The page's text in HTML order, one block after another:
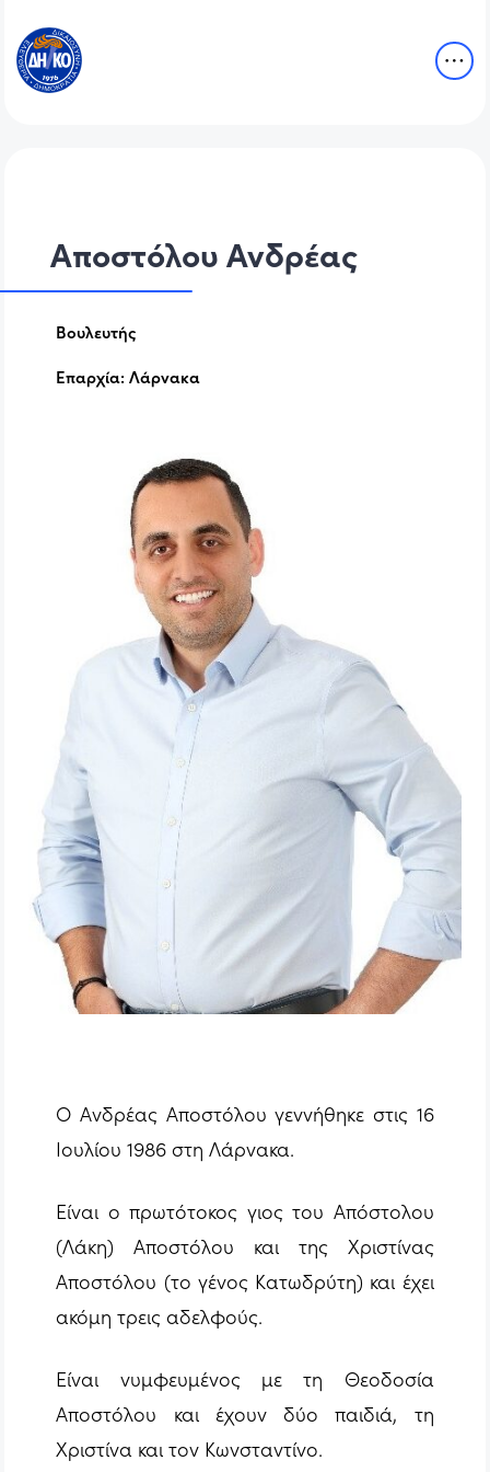
Αποστόλου Ανδρέας
Βουλευτής
Επαρχία: Λάρνακα
O Ανδρέας Αποστόλου γεννήθηκε στις 16
Ιουλίου 1986 στη Λάρνακα.
Είναι ο πρωτότοκος γιος του Απόστολου
(Λάκη) Αποστόλου και της Χριστίνας
Αποστόλου (το γένος Κατωδρύτη) και έχει
ακόμη τρεις αδελφούς.
Είναι νυμφευμένος με τη Θεοδοσία
Αποστόλου και έχουν δύο παιδιά, τη
Χριστίνα και τον Κωνσταντίνο.